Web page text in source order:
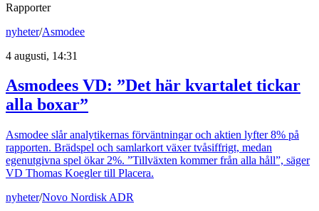
Rapporter
nyheter/Asmodee
4 augusti, 14:31
Asmodees VD: ”Det här kvartalet tickar
alla boxar”
Asmodee slår analytikernas förväntningar och aktien lyfter 8% på
rapporten. Brädspel och samlarkort växer tvåsiffrigt, medan
egenutgivna spel ökar 2%. ”Tillväxten kommer från alla håll”, säger
VD Thomas Koegler till Placera.
nyheter/Novo Nordisk ADR